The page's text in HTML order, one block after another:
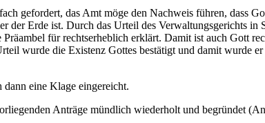
gefordert, das Amt möge den Nachweis führen, dass
der Erde ist. Durch das Urteil des Verwaltungsgerichts in
für rechtserheblich erklärt. Damit ist auch Gott
wurde die Existenz Gottes bestätigt und damit wurde
dann eine Klage eingereicht.
Anträge mündlich wiederholt und begründet